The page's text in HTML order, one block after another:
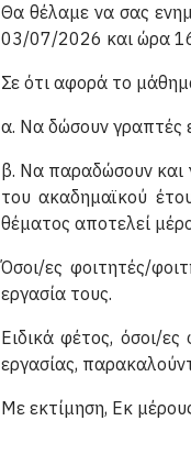
Θα θέλαμε να σας
03/07/2026 και ώρα
Σε ότι αφορά το
α. Να δώσουν γραπτές
β. Να παραδώσουν και
του ακαδημαϊκού
θέματος αποτελεί
Όσοι/ες φοιτητές/
εργασία τους.
Ειδικά φέτος, όσοι/
εργασίας,
Με εκτίμηση, Εκ